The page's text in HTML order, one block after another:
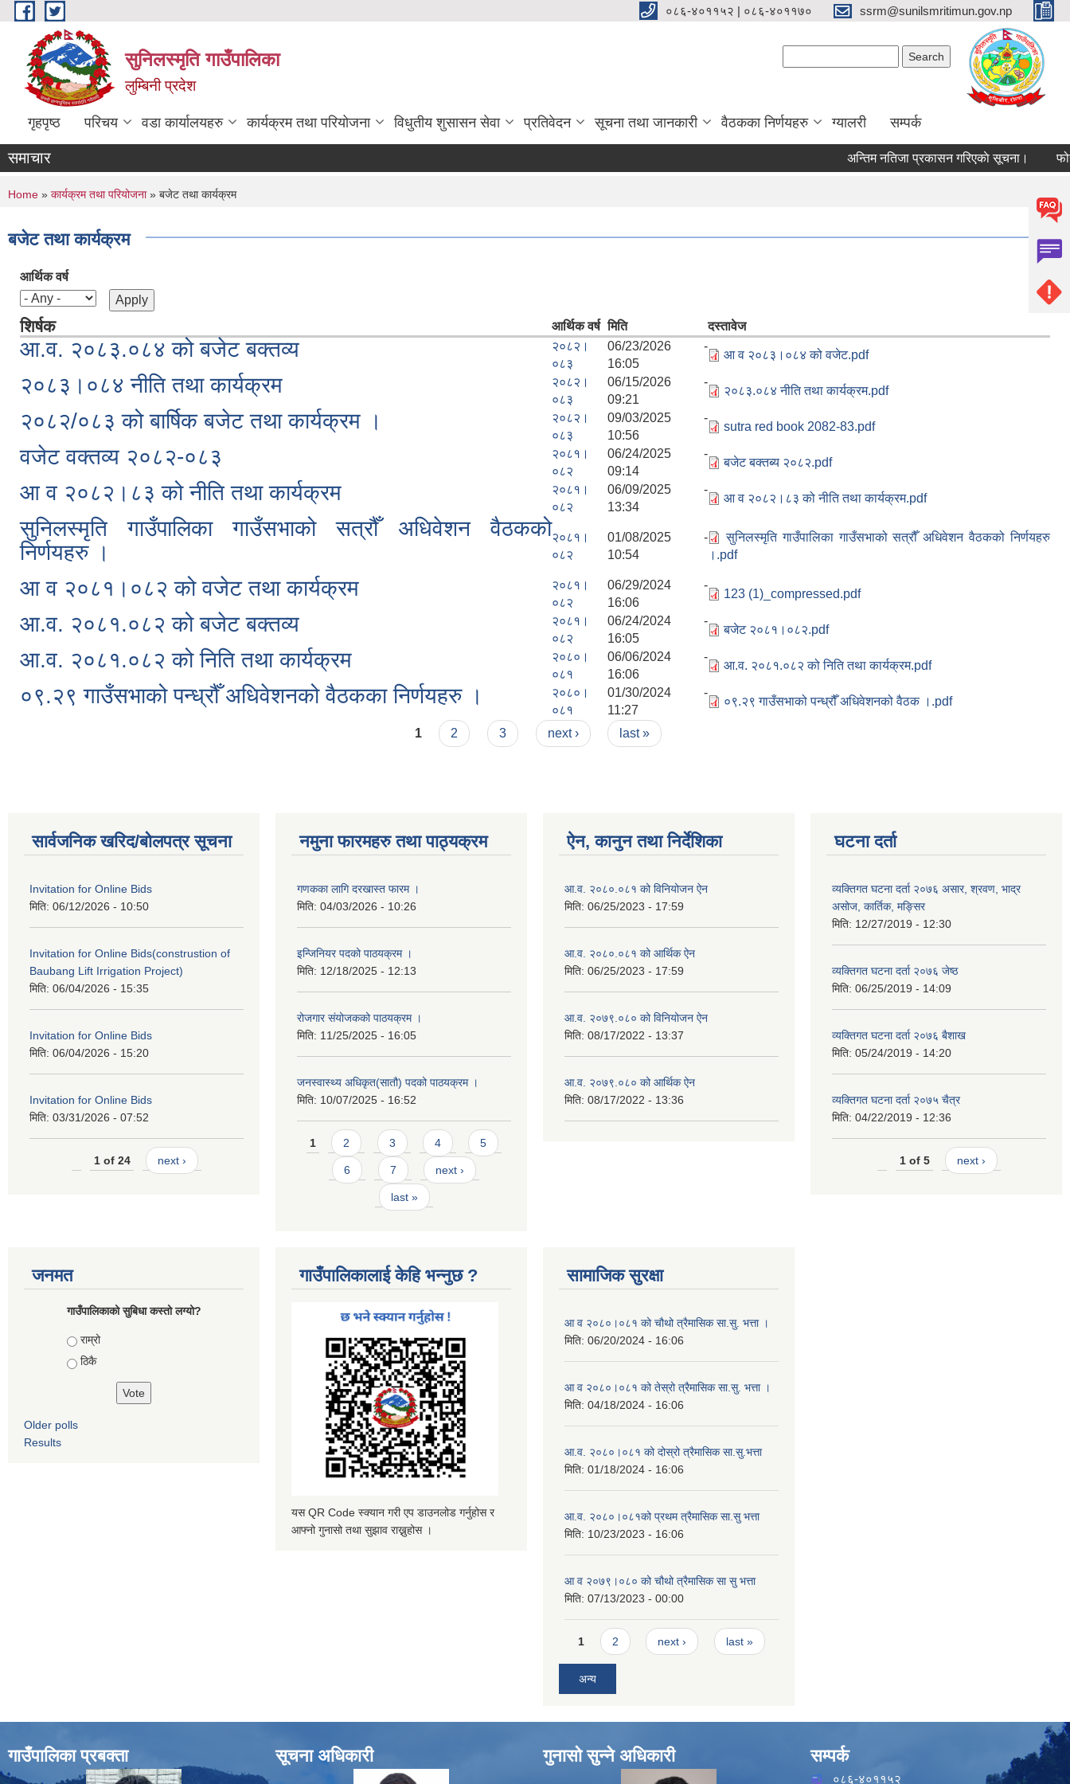
Skip to main content ०८६-४०११५२ | ०८६-४०११७० ssrm@sunilsmritimun.gov.np
सुनिलस्मृति गाउँपालिका
लुम्बिनी प्रदेश
गृहपृष्ठ परिचय वडा कार्यालयहरु कार्यक्रम तथा परियोजना विधुतीय शुसासन सेवा प्रतिवेदन सूचना तथा जानकारी वैठकका निर्णयहरु ग्यालरी सम्पर्क
समाचार अन्तिम नतिजा प्रकासन गरिएकाे सूचना।
You are here
Home » कार्यक्रम तथा परियोजना» बजेट तथा कार्यक्रम
बजेट तथा कार्यक्रम
आर्थिक वर्ष
शिर्षक आर्थिक वर्ष मिति दस्तावेज
आ.व. २०८३.०८४ को बजेट बक्तव्य
२०८२।
०८३
06/23/2026 -
16:05
आ व २०८३।०८४ को वजेट.pdf
२०८३।०८४ नीति तथा कार्यक्रम
२०८२।
०८३
06/15/2026 -
09:21
२०८३.०८४ नीति तथा कार्यक्रम.pdf
२०८२/०८३ को बार्षिक बजेट तथा कार्यक्रम ।
२०८२।
०८३
09/03/2025 -
10:56
sutra red book 2082-83.pdf
वजेट वक्तव्य २०८२-०८३
२०८१।
०८२
06/24/2025 -
09:14
बजेट बक्तब्य २०८२.pdf
आ व २०८२।८३ को नीति तथा कार्यक्रम
२०८१।
०८२
06/09/2025 -
13:34
आ व २०८२।८३ को नीति तथा कार्यक्रम.pdf
सुनिलस्मृति गाउँपालिका गाउँसभाको सत्रौँ अधिवेशन वैठकको
निर्णयहरु ।
२०८१।
०८२
01/08/2025 -
10:54
सुनिलस्मृति गाउँपालिका गाउँसभाको सत्रौँ अधिवेशन वैठकको निर्णयहरु
।.pdf
आ व २०८१।०८२ को वजेट तथा कार्यक्रम
२०८१।
०८२
06/29/2024 -
16:06
123 (1)_compressed.pdf
आ.व. २०८१.०८२ को बजेट बक्तव्य
२०८१।
०८२
06/24/2024 -
16:05
बजेट २०८१।०८२.pdf
आ.व. २०८१.०८२ को निति तथा कार्यक्रम
२०८०।
०८१
06/06/2024 -
16:06
आ.व. २०८१.०८२ को निति तथा कार्यक्रम.pdf
०९.२९ गाउँसभाको पन्ध्रौँ अधिवेशनको वैठकका निर्णयहरु ।
२०८०।
०८१
01/30/2024 -
11:27
०९.२९ गाउँसभाको पन्ध्रौँ अधिवेशनको वैठक ।.pdf
1 2 3 next › last »
सार्वजनिक खरिद/बोलपत्र सूचना
Invitation for Online Bids
मिति: 06/12/2026 - 10:50
Invitation for Online Bids(construstion of
Baubang Lift Irrigation Project)
मिति: 06/04/2026 - 15:35
Invitation for Online Bids
मिति: 06/04/2026 - 15:20
Invitation for Online Bids
मिति: 03/31/2026 - 07:52
1 of 24 next ›
नमुना फारमहरु तथा पाठ्यक्रम
गणकका लागि दरखास्त फारम ।
मिति: 04/03/2026 - 10:26
इन्जिनियर पदको पाठयक्रम ।
मिति: 12/18/2025 - 12:13
रोजगार संयोजकको पाठयक्रम ।
मिति: 11/25/2025 - 16:05
जनस्वास्थ्य अधिकृत(सातौ) पदको पाठयक्रम ।
मिति: 10/07/2025 - 16:52
Pages
1 2 3 4 5
6 7 next ›
last »
ऐन, कानुन तथा निर्देशिका
आ.व. २०८०.०८१ को विनियोजन ऐन
मिति: 06/25/2023 - 17:59
आ.व. २०८०.०८१ को आर्थिक ऐन
मिति: 06/25/2023 - 17:59
आ.व. २०७९.०८० को विनियोजन ऐन
मिति: 08/17/2022 - 13:37
आ.व. २०७९.०८० को आर्थिक ऐन
मिति: 08/17/2022 - 13:36
घटना दर्ता
व्यक्तिगत घटना दर्ता २०७६ असार, श्रवण, भाद्र
असोज, कार्तिक, मङ्सिर
मिति: 12/27/2019 - 12:30
व्यक्तिगत घटना दर्ता २०७६ जेष्ठ
मिति: 06/25/2019 - 14:09
व्यक्तिगत घटना दर्ता २०७६ बैशाख
मिति: 05/24/2019 - 14:20
व्यक्तिगत घटना दर्ता २०७५ चैत्र
मिति: 04/22/2019 - 12:36
1 of 5 next ›
जनमत
गाउँपालिकाको सुबिधा कस्तो लग्यो?
Choices
राम्रो
ठिकै
Older polls
Results
गाउँपालिकालाई केहि भन्नुछ ?
यस QR Code स्क्यान गरी एप डाउनलोड गर्नुहोस र
आफ्नो गुनासो तथा सुझाव राख्नुहोस ।
सामाजिक सुरक्षा
आ व २०८०।०८१ को चौथो त्रैमासिक सा.सु. भत्ता ।
मिति: 06/20/2024 - 16:06
आ व २०८०।०८१ को तेस्रो त्रैमासिक सा.सु. भत्ता ।
मिति: 04/18/2024 - 16:06
आ.व. २०८०।०८१ को दोस्रो त्रैमासिक सा.सु.भत्ता
मिति: 01/18/2024 - 16:06
आ.व. २०८०।०८१को प्रथम त्रैमासिक सा.सु भत्ता
मिति: 10/23/2023 - 16:06
आ व २०७९।०८० को चौथो त्रैमासिक सा सु भत्ता
मिति: 07/13/2023 - 00:00
Pages
1 2 next › last »
अन्य
गाउँपालिका प्रबक्ता सूचना अधिकारी गुनासो सुन्ने अधिकारी सम्पर्क
०८६-४०११५२